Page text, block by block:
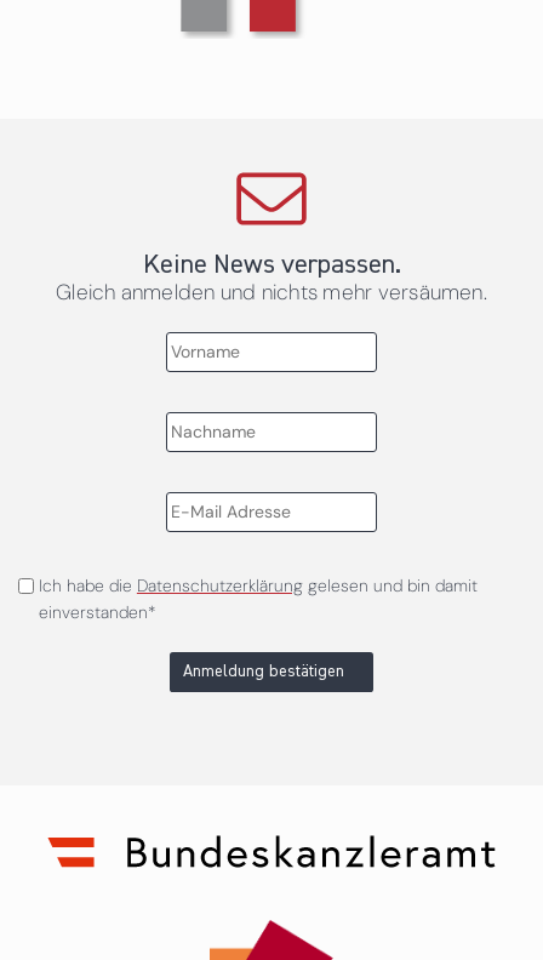
Keine News verpassen.
Gleich anmelden und nichts mehr versäumen.
Ich habe die Datenschutzerklärunggelesen und bin damit
einverstanden*
Anmeldung bestätigen